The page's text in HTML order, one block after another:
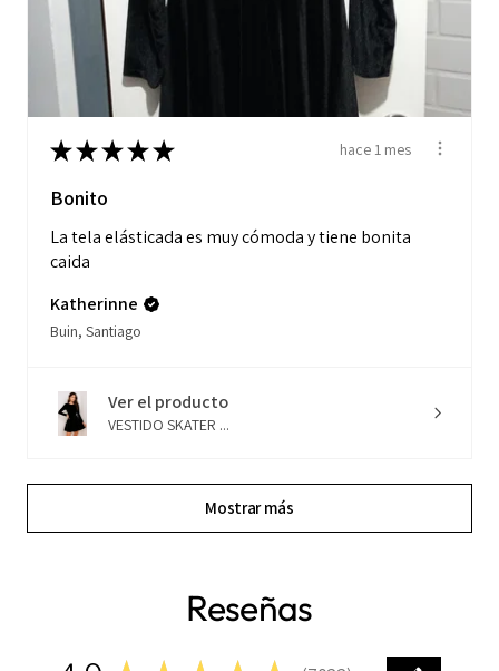
★★★★★ hace 1 mes
Bonito
La tela elásticada es muy cómoda y tiene bonita
caida
Katherinne
Buin, Santiago
Ver el producto
VESTIDO SKATER ...
Mostrar más
Reseñas